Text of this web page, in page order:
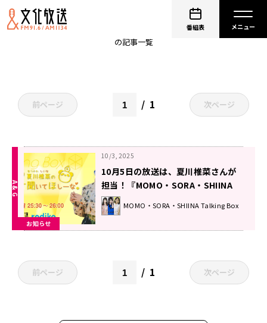
番組表
の記事一覧
前ページ 1 次ページ
お知らせ
10/3, 2025
10月5日の放送は、夏川椎菜さんが
担当！『MOMO・SORA・SHIINA
Talking Box』
MOMO・SORA・SHIINA Talking Box
前ページ 1 次ページ